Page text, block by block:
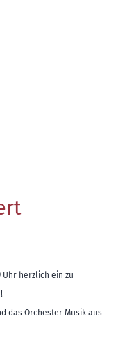
Uhr herzlich ein zu
das Orchester Musik aus